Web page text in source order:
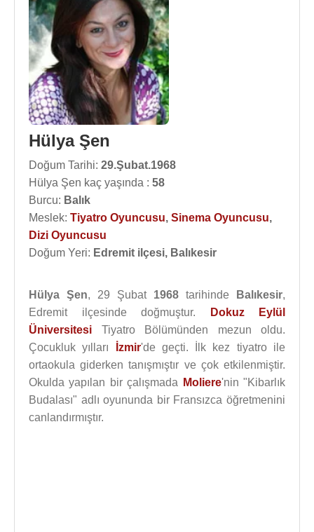
Hülya Şen
Doğum Tarihi: 29.Şubat.1968
Hülya Şen kaç yaşında : 58
Burcu: Balık
Meslek: Tiyatro Oyuncusu, Sinema Oyuncusu,
Dizi Oyuncusu
Doğum Yeri: Edremit ilçesi, Balıkesir
Hülya Şen, 29 Şubat 1968 tarihinde Balıkesir,
Edremit ilçesinde doğmuştur.
Dokuz Eylül
Üniversitesi Tiyatro Bölümünden mezun oldu.
Çocukluk yılları
İzmir'de geçti. İlk kez tiyatro ile
ortaokula giderken tanışmıştır ve çok etkilenmiştir.
Okulda yapılan bir çalışmada
Moliere'nin "Kibarlık
Budalası" adlı oyununda bir Fransızca öğretmenini
canlandırmıştır.